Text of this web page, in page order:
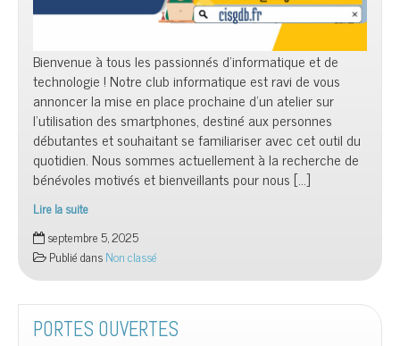
Bienvenue à tous les passionnés d’informatique et de
technologie ! Notre club informatique est ravi de vous
annoncer la mise en place prochaine d’un atelier sur
l’utilisation des smartphones, destiné aux personnes
débutantes et souhaitant se familiariser avec cet outil du
quotidien. Nous sommes actuellement à la recherche de
bénévoles motivés et bienveillants pour nous […]
Lire la suite
Vous
souhaitez
être
bénévole
?
septembre 5, 2025
Publié dansNon classé
PORTES OUVERTES